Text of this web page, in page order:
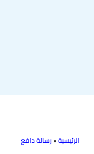
الرئيسية•رسالة دافع